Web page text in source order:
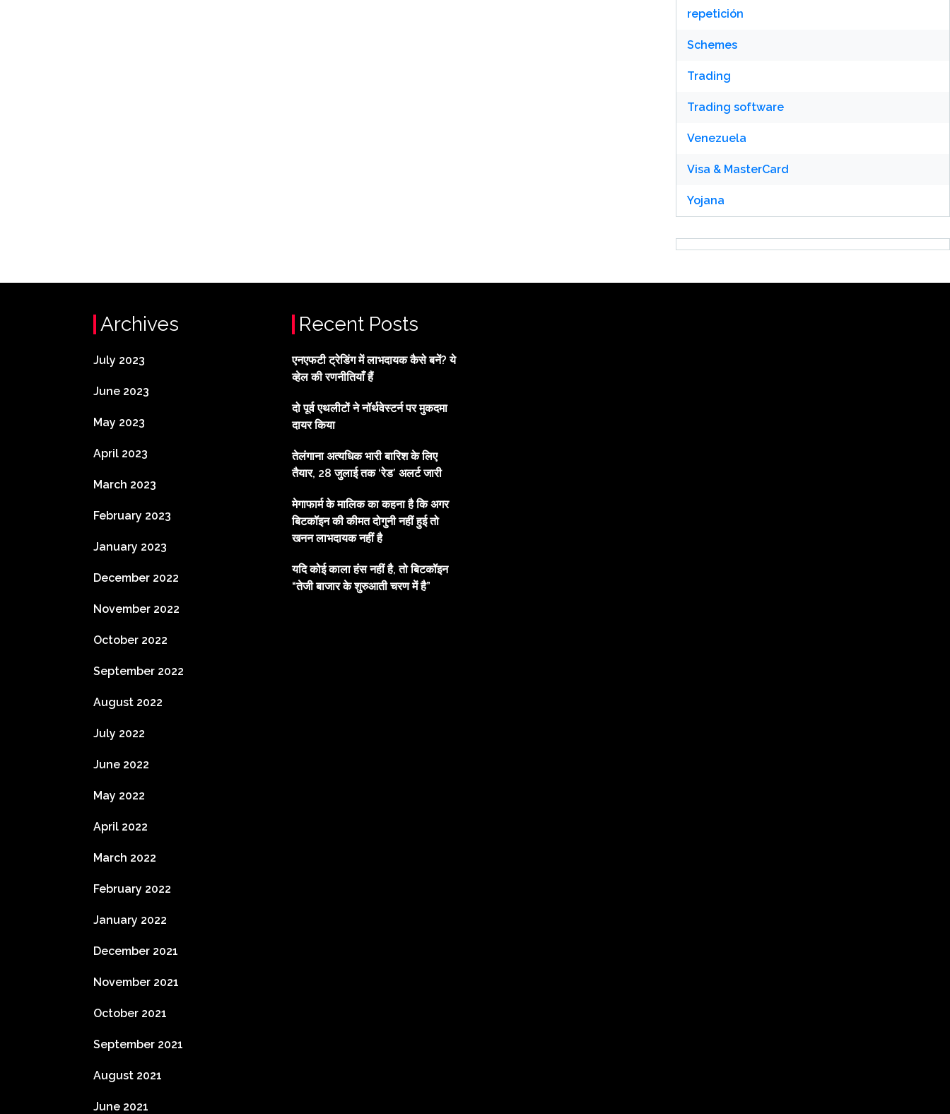
repetición
Schemes
Trading
Trading software
Venezuela
Visa & MasterCard
Yojana
Archives
July 2023
June 2023
May 2023
April 2023
March 2023
February 2023
January 2023
December 2022
November 2022
October 2022
September 2022
August 2022
July 2022
June 2022
May 2022
April 2022
March 2022
February 2022
January 2022
December 2021
November 2021
October 2021
September 2021
August 2021
June 2021
Recent Posts
एनएफटी ट्रेडिंग में लाभदायक कैसे बनें? ये
व्हेल की रणनीतियाँ हैं
दो पूर्व एथलीटों ने नॉर्थवेस्टर्न पर मुकदमा
दायर किया
तेलंगाना अत्यधिक भारी बारिश के लिए
तैयार, 28 जुलाई तक ‘रेड’ अलर्ट जारी
मेगाफार्म के मालिक का कहना है कि अगर
बिटकॉइन की कीमत दोगुनी नहीं हुई तो
खनन लाभदायक नहीं है
यदि कोई काला हंस नहीं है, तो बिटकॉइन
“तेजी बाजार के शुरुआती चरण में है”